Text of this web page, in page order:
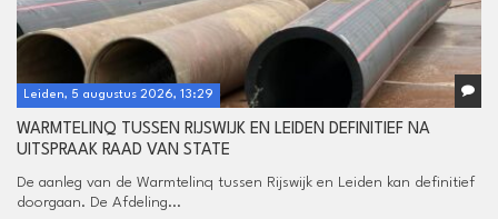
Leiden, 5 augustus 2026, 13:29
WARMTELINQ TUSSEN RIJSWIJK EN LEIDEN DEFINITIEF NA
UITSPRAAK RAAD VAN STATE
De aanleg van de Warmtelinq tussen Rijswijk en Leiden kan definitief
doorgaan. De Afdeling...